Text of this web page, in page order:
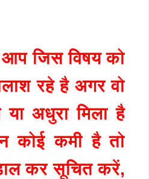
जिस विषय को
रहे है अगर वो
अधुरा मिला है
कोई कमी है तो
कर सूचित करें,